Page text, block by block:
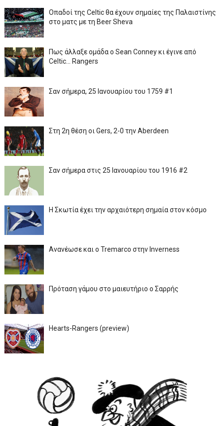
Οπαδοί της Celtic θα έχουν σημαίες της Παλαιστίνης
στο ματς με τη Beer Sheva
Πως άλλαξε ομάδα ο Sean Conney κι έγινε από
Celtic... Rangers
Σαν σήμερα, 25 Ιανουαρίου του 1759 #1
Στη 2η θέση οι Gers, 2-0 την Aberdeen
Σαν σήμερα στις 25 Ιανουαρίου του 1916 #2
Η Σκωτία έχει την αρχαιότερη σημαία στον κόσμο
Ανανέωσε και ο Tremarco στην Inverness
Πρόταση γάμου στο μαιευτήριο ο Σαρρής
Hearts-Rangers (preview)